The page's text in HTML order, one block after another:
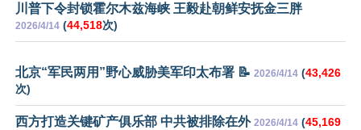
川普下令封锁霍尔木兹海峡 王毅赴朝鲜安抚金三胖
2026/4/14 (44,518次)
北京“军民两用”野心威胁美军印太布署 📝 2026/4/14 (43,426
次)
西方打造关键矿产俱乐部 中共被排除在外 2026/4/14 (45,169